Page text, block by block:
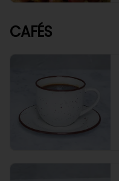
CAFÉS